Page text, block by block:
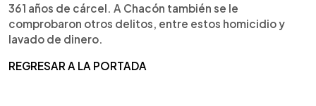
361 años de cárcel. A Chacón también se le
comprobaron otros delitos, entre estos homicidio y
lavado de dinero.
REGRESAR A LA PORTADA